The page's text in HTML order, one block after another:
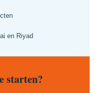
en Riyad
starten?